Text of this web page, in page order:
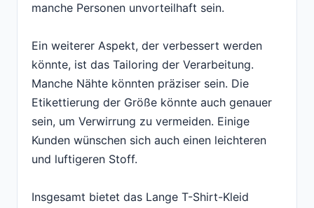
manche Personen unvorteilhaft sein.
Ein weiterer Aspekt, der verbessert werden
könnte, ist das Tailoring der Verarbeitung.
Manche Nähte könnten präziser sein. Die
Etikettierung der Größe könnte auch genauer
sein, um Verwirrung zu vermeiden. Einige
Kunden wünschen sich auch einen leichteren
und luftigeren Stoff.
Insgesamt bietet das Lange T-Shirt-Kleid